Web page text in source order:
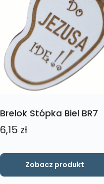
Brelok Stópka Biel BR7
6,15 zł
Zobacz produkt